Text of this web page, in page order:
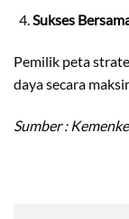
Sukses
Pemilik peta
daya secara
Sumber :